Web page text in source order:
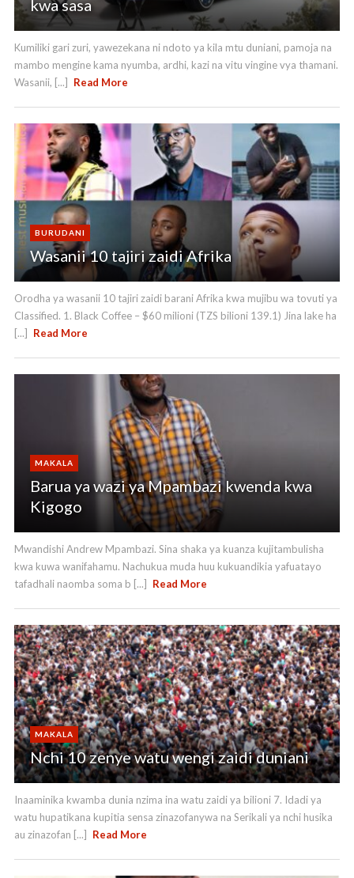
kwa sasa
Kumiliki gari zuri, yawezekana ni ndoto ya kila mtu duniani, pamoja na
mambo mengine kama nyumba, ardhi, kazi na vitu vingine vya thamani.
Wasanii, [...]
Read More
BURUDANI
Wasanii 10 tajiri zaidi Afrika
Orodha ya wasanii 10 tajiri zaidi barani Afrika kwa mujibu wa tovuti ya
Classified. 1. Black Coffee – $60 milioni (TZS bilioni 139.1) Jina lake ha
[...]
Read More
MAKALA
Barua ya wazi ya Mpambazi kwenda kwa
Kigogo
Mwandishi Andrew Mpambazi. Sina shaka ya kuanza kujitambulisha
kwa kuwa wanifahamu. Nachukua muda huu kukuandikia yafuatayo
tafadhali naomba soma b [...]
Read More
MAKALA
Nchi 10 zenye watu wengi zaidi duniani
Inaaminika kwamba dunia nzima ina watu zaidi ya bilioni 7. Idadi ya
watu hupatikana kupitia sensa zinazofanywa na Serikali ya nchi husika
au zinazofan [...]
Read More